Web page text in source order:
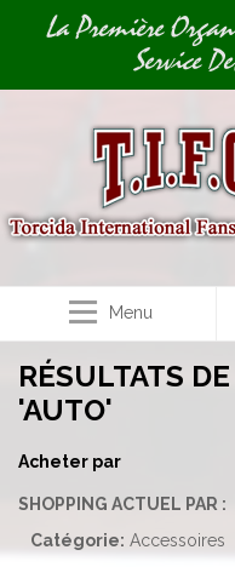
Image 01La Première
Service
Menu
RÉSULTATS
'AUTO'
Acheter par
SHOPPING ACTUEL PAR :
Catégorie: Accessoires